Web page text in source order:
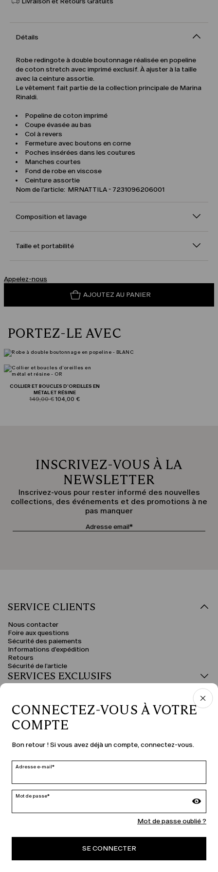
Détails
Robe redingote à double boutonnage réalisée en popeline
de coton stretch avec imprimé exclusif. À ajuster à la taille
avec la ceinture assortie.
Le vêtement fait partie de la collection principale de Marina
Rinaldi.
Popeline de coton imprimé
Coupe évasée au bas
Col à revers
Fermeture avec boutons en corne
Poches insérées dans les coutures
Manches courtes
Fond de robe en viscose
Ceinture assortie
Nom de l’article: MRNATTILA - 7231096206001
Composition et lavage
Taille et portabilité
Appelez-nous
AJOUTEZ AU PANIER
PORTEZ-LE AVEC
COLLIER ET BOUCLES D’OREILLES EN
MÉTAL ET RÉSINE
product.price.original
149,00 €product.price.sale
104,00 €
INSCRIVEZ-VOUS À LA
NEWSLETTER
Inscrivez-vous pour rester informé des nouvelles
collections, des événements et des promotions à ne
pas manquer
SERVICE CLIENTS
Nous contacter
Foire aux questions
Sécurité des paiements
Informations d'expédition
Retours
Sécurité de l’article
SERVICES EXCLUSIFS
PAYS ET LANGUE
France | fr
modifier
MARINA RINALDI
CONNECTEZ-VOUS À VOTRE
COMPTE
Bon retour ! Si vous avez déjà un compte, connectez-vous.
Adresse e-mail*
Mot de passe*
Mot de passe oublié ?
SE CONNECTER